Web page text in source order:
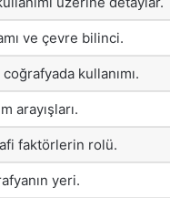
ve çevre bilinci.
kullanımı.
arayışları.
faktörlerin rolü.
yeri.